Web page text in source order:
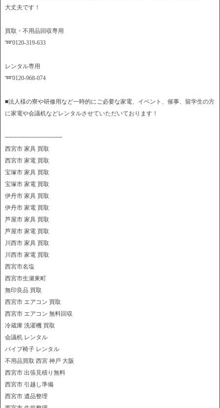
大丈夫です！
買取・不用品回収専用
➿0120-319-633
レンタル専用
➿0120-968-074
■法人様の寮や研修用など一時的にご必要な家電、イベント、催事、留学生の方
に家電や会議机などレンタルさせていただいております！
─────────────
西宮市 家具 買取
西宮市 家電 買取
宝塚市 家具 買取
宝塚市 家電 買取
伊丹市 家具 買取
伊丹市 家電 買取
芦屋市 家具 買取
芦屋市 家電 買取
川西市 家具 買取
川西市 家電 買取
西宮市名塩
西宮市生瀬東町
無印良品 買取
西宮市 エアコン 買取
西宮市 エアコン 無料回収
冷蔵庫 洗濯機 買取
会議机 レンタル
パイプ椅子 レンタル
不用品買取 西宮 神戸 大阪
西宮市 出張見積り無料
西宮市 引越し準備
西宮市 遺品整理